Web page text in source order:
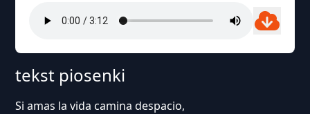
tekst piosenki
Si amas la vida camina despacio,